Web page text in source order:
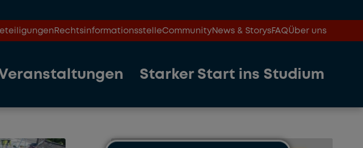
RechtsinformationsstelleCommunityNews & StorysFAQÜber uns
Starker Start ins Studium